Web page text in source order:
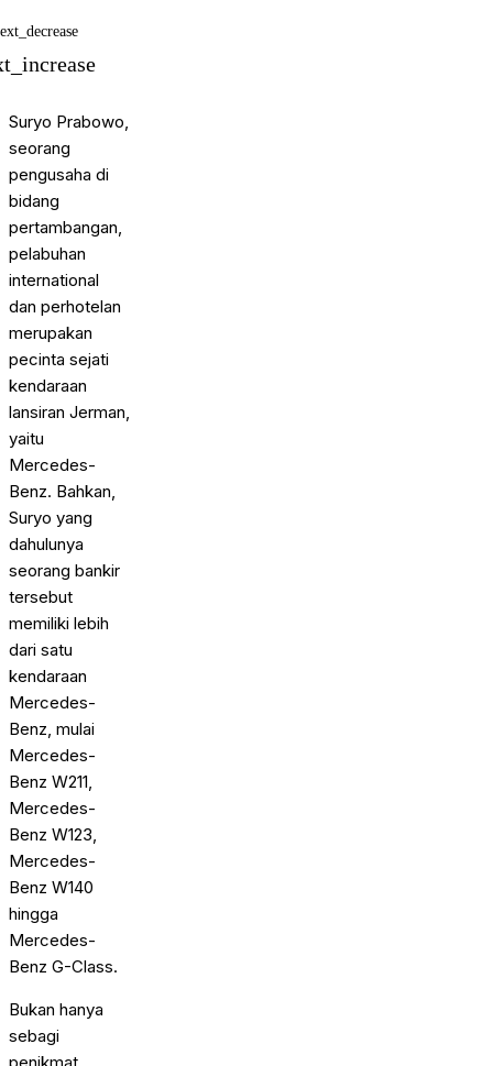
Suryo Prabowo,
seorang
pengusaha di
bidang
pertambangan,
pelabuhan
international
dan perhotelan
merupakan
pecinta sejati
kendaraan
lansiran Jerman,
yaitu
Mercedes-
Benz. Bahkan,
Suryo yang
dahulunya
seorang bankir
tersebut
memiliki lebih
dari satu
kendaraan
Mercedes-
Benz, mulai
Mercedes-
Benz W211,
Mercedes-
Benz W123,
Mercedes-
Benz W140
hingga
Mercedes-
Benz G-Class.
Bukan hanya
sebagi
penikmat